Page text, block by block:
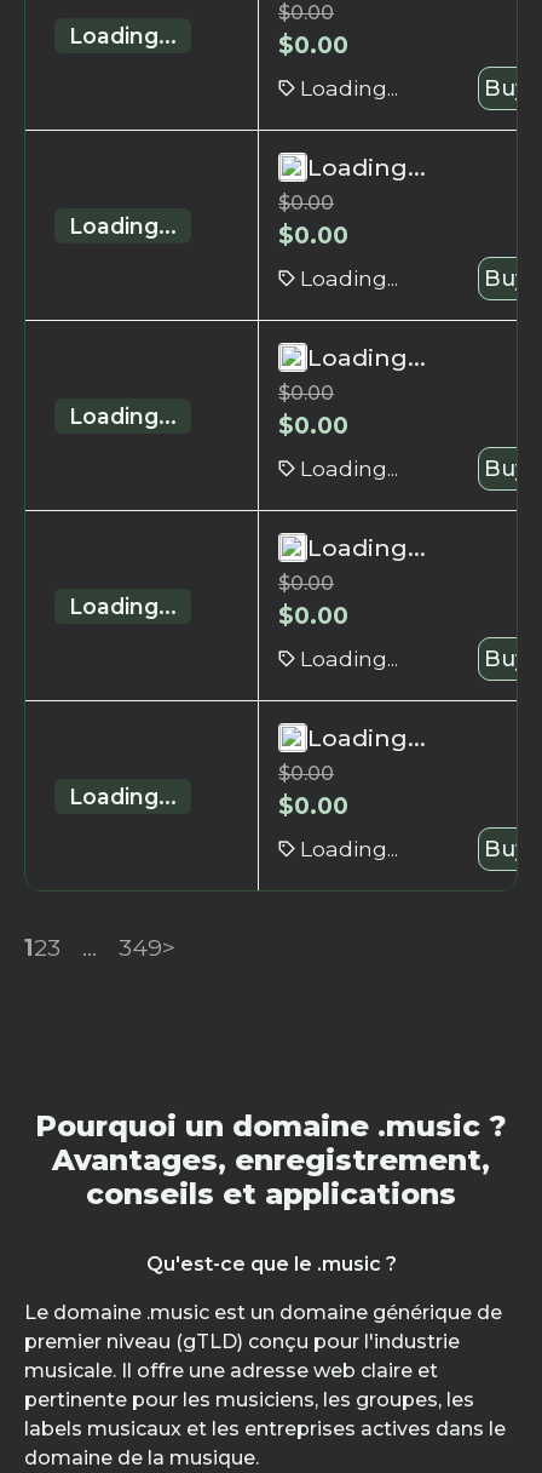
Loading...
$0.00
$0.00
Loading... Buy
Loading...
Loading...
$0.00
$0.00
Loading... Buy
Loading...
Loading...
$0.00
$0.00
Loading... Buy
Loading...
Loading...
$0.00
$0.00
Loading... Buy
Loading...
Loading...
$0.00
$0.00
Loading... Buy
123 ... 349>
Pourquoi un domaine .music ?
Avantages, enregistrement,
conseils et applications
Qu'est-ce que le .music ?
Le domaine .music est un domaine générique de
premier niveau (gTLD) conçu pour l'industrie
musicale. Il offre une adresse web claire et
pertinente pour les musiciens, les groupes, les
labels musicaux et les entreprises actives dans le
domaine de la musique.